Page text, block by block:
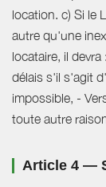
location. c) Si le
autre qu'une
locataire, il
délais s'il s'agit
impossible, -
toute autre
Article 4 —